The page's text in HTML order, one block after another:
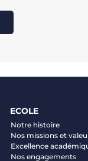
ECOLE
Notre histoire
Nos missions et
Excellence
Nos engagements